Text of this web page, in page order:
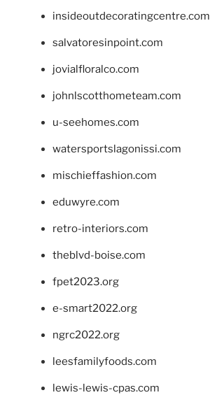
insideoutdecoratingcentre.com
salvatoresinpoint.com
jovialfloralco.com
johnlscotthometeam.com
u-seehomes.com
watersportslagonissi.com
mischieffashion.com
eduwyre.com
retro-interiors.com
theblvd-boise.com
fpet2023.org
e-smart2022.org
ngrc2022.org
leesfamilyfoods.com
lewis-lewis-cpas.com